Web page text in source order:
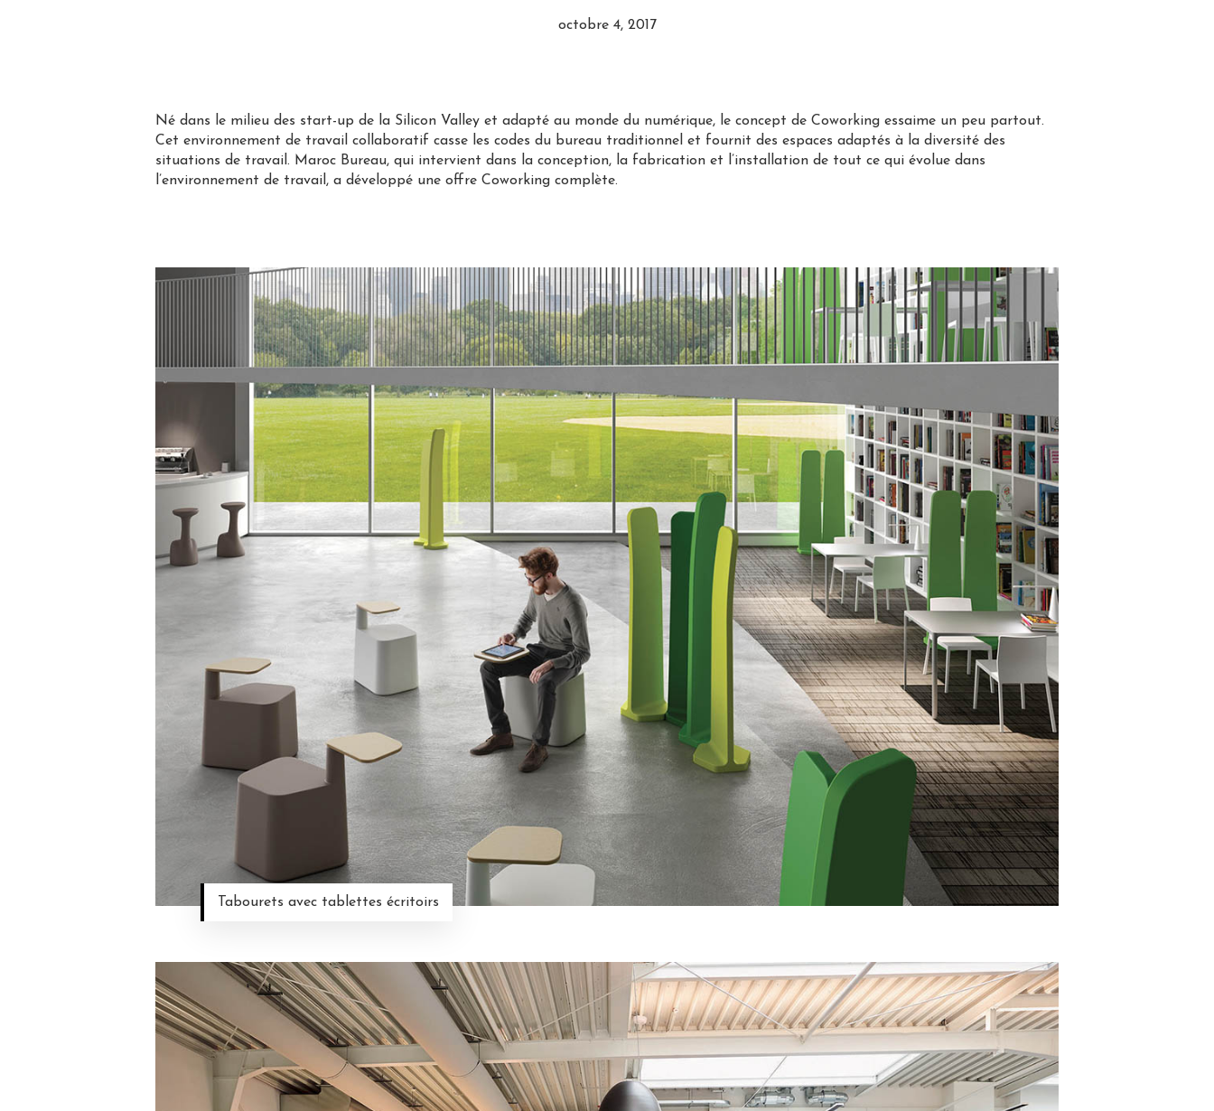
octobre 4, 2017
Né dans le milieu des start-up de la Silicon Valley et adapté au monde du numérique, le concept de Coworking essaime un peu partout.
Cet environnement de travail collaboratif casse les codes du bureau traditionnel et fournit des espaces adaptés à la diversité des
situations de travail. Maroc Bureau, qui intervient dans la conception, la fabrication et l’installation de tout ce qui évolue dans
l’environnement de travail, a développé une offre Coworking complète.
Tabourets avec tablettes écritoirs